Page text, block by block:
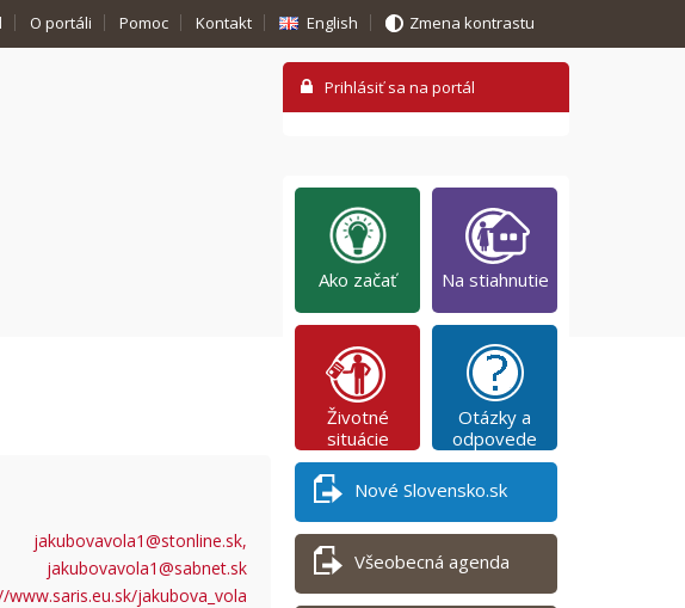
O portáli Pomoc Kontakt English Zmena kontrastu
jakubovavola1@stonline.sk,
jakubovavola1@sabnet.sk
www.saris.eu.sk/jakubova_vola
Ako začať Na stiahnutie
Životné
situácie
Otázky a
odpovede
Nové Slovensko.sk
Všeobecná agenda